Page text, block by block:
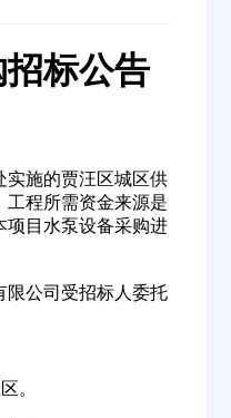
标公告
实施的贾汪区城区供
工程所需资金来源是
项目水泵设备采购进
限公司受招标人委托
。